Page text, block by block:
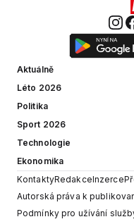
Aktuálně
Léto 2026
Politika
Sport 2026
Technologie
Ekonomika
KontaktyRedakceInzerce
Autorská práva k
Podmínky pro užívání